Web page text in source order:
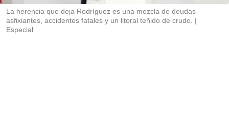
La herencia que deja Rodríguez es una mezcla de deudas
asfixiantes, accidentes fatales y un litoral teñido de crudo.
Especial